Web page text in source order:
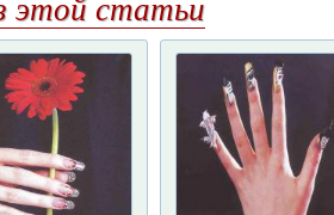
этой статьи